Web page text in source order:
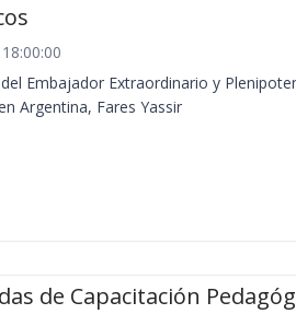
Embajador Extraordinario y
Argentina, Fares Yassir
de Capacitación